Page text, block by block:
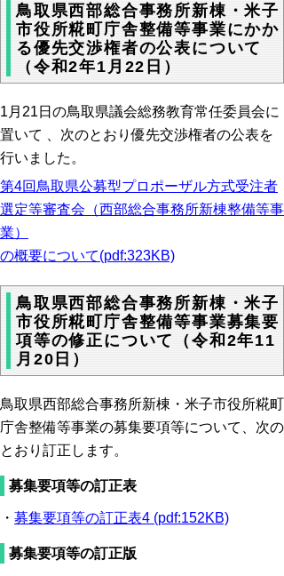
鳥取県西部総合事務所新棟・米子
市役所糀町庁舎整備等事業にかか
る優先交渉権者の公表について
（令和2年1月22日）
1月21日の鳥取県議会総務教育常任委員会に
置いて 、次のとおり優先交渉権者の公表を
行いました。
第4回鳥取県公募型プロポーザル方式受注者
選定等審査会（西部総合事務所新棟整備等事
業）
の概要について(pdf:323KB)
鳥取県西部総合事務所新棟・米子
市役所糀町庁舎整備等事業募集要
項等の修正について（令和2年11
月20日）
鳥取県西部総合事務所新棟・米子市役所糀町
庁舎整備等事業の募集要項等について、次の
とおり訂正します。
募集要項等の訂正表
・ 募集要項等の訂正表4 (pdf:152KB)
募集要項等の訂正版